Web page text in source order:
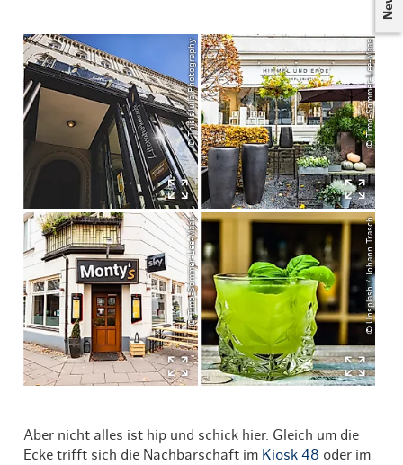
© ThisIsJulia Photography
© Timo-Sommer-Lee-Maas
© Timo-Sommer-Lee-Maas
© Unsplash / Johann Trasch
Aber nicht alles ist hip und schick hier. Gleich um die
Ecke trifft sich die Nachbarschaft im Kiosk 48 oder im